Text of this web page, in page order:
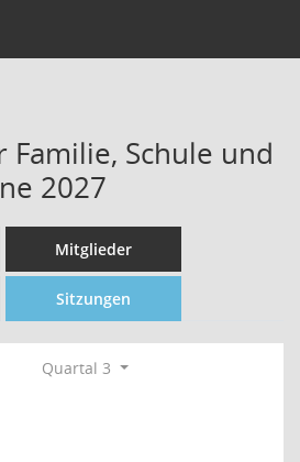
Familie, Schule und
2027
Mitglieder
Sitzungen
Quartal 3